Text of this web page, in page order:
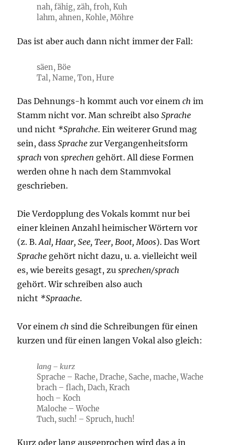
nah, fähig, zäh, froh, Kuh
lahm, ahnen, Kohle, Möhre
Das ist aber auch dann nicht immer der Fall:
säen, Böe
Tal, Name, Ton, Hure
Das Dehnungs-h kommt auch vor einemch im
Stamm nicht vor. Man schreibt alsoSprache
und nicht *Sprahche. Ein weiterer Grund mag
sein, dassSprache zur Vergangenheitsform
sprach vonsprechen gehört. All diese Formen
werden ohne h nach dem Stammvokal
geschrieben.
Die Verdopplung des Vokals kommt nur bei
einer kleinen Anzahl heimischer Wörtern vor
(z. B.Aal, Haar, See, Teer, Boot, Moos). Das Wort
Sprache gehört nicht dazu, u. a. vielleicht weil
es, wie bereits gesagt, zusprechen/sprach
gehört. Wir schreiben also auch
nicht *Spraache.
Vor einemch sind die Schreibungen für einen
kurzen und für einen langen Vokal also gleich:
lang – kurz
Sprache – Rache, Drache, Sache, mache, Wache
brach – flach, Dach, Krach
hoch – Koch
Maloche – Woche
Tuch, such! – Spruch, huch!
Kurz oder lang ausgeprochen wird das a in